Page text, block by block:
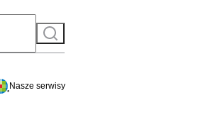
Szukaj
Nasze serwisy